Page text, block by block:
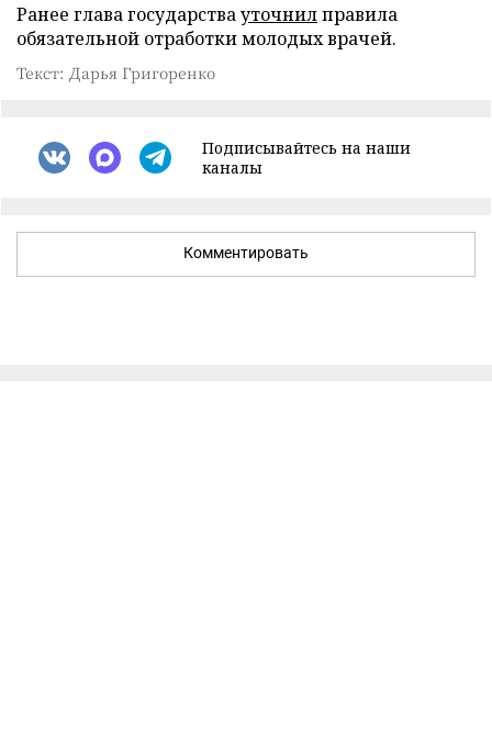
Ранее глава государствауточнилправила
обязательной отработки молодых врачей.
Текст: Дарья Григоренко
Подписывайтесь на наши
каналы
Комментировать